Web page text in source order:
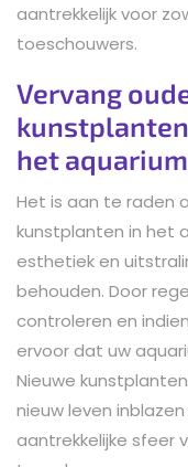
aantrekkelijk voor
toeschouwers.
Vervang
het
Het is aan te raden
kunstplanten in het
esthetiek en
behouden. Door
controleren en
ervoor dat uw
Nieuwe
nieuw leven
aantrekkelijke sfeer